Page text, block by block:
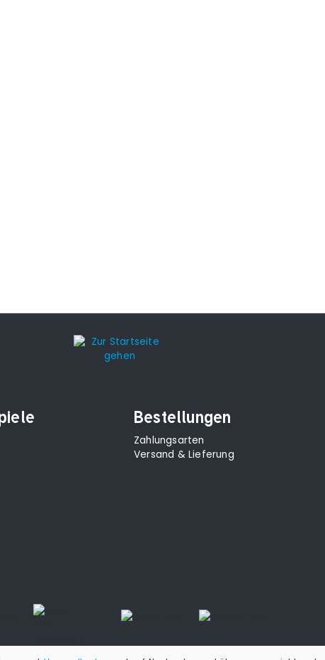
Bestellungen
Zahlungsarten
Versand & Lieferung